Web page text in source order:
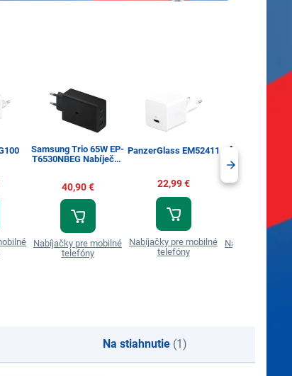
Samsung Trio 65W EP-
T6530NBEG Nabíječka
40,90 €
Nabíjačky pre mobilné
telefóny
PanzerGlass EM52411
22,99 €
Nabíjačky pre mobilné
telefóny
Mobilnet NSI-
Nabíjačky pre
Na stiahnutie (1)